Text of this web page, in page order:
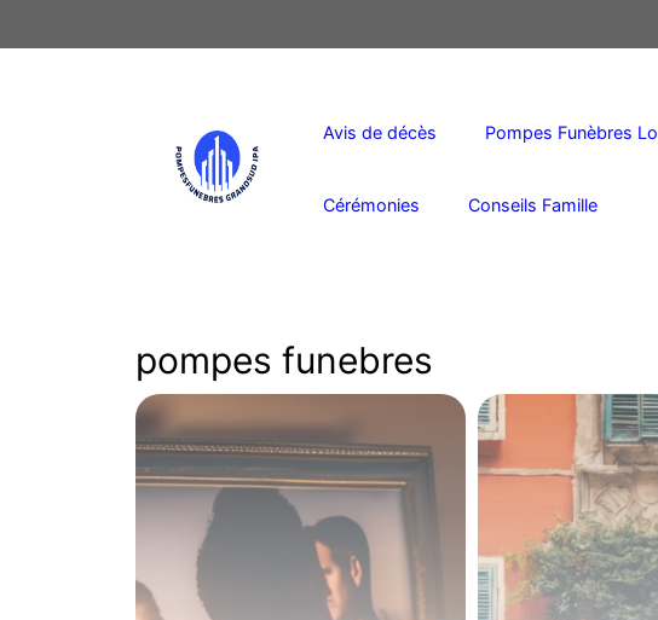
au
Avis de décès Pompes Funèbres
Cérémonies Conseils Famille
pompes funebres